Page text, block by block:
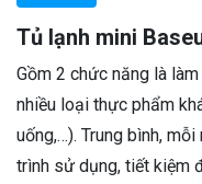
Tủ lạnh mini
Gồm 2 chức năng là
nhiều loại thực phẩm
uống,…). Trung bình,
trình sử dụng, tiết kiệm